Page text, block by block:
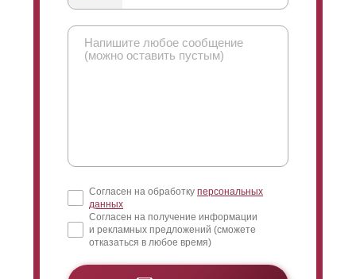
Согласен на обработку персональных
данных
Согласен на получение информации
и рекламных предложений (сможете
отказаться в любое время)